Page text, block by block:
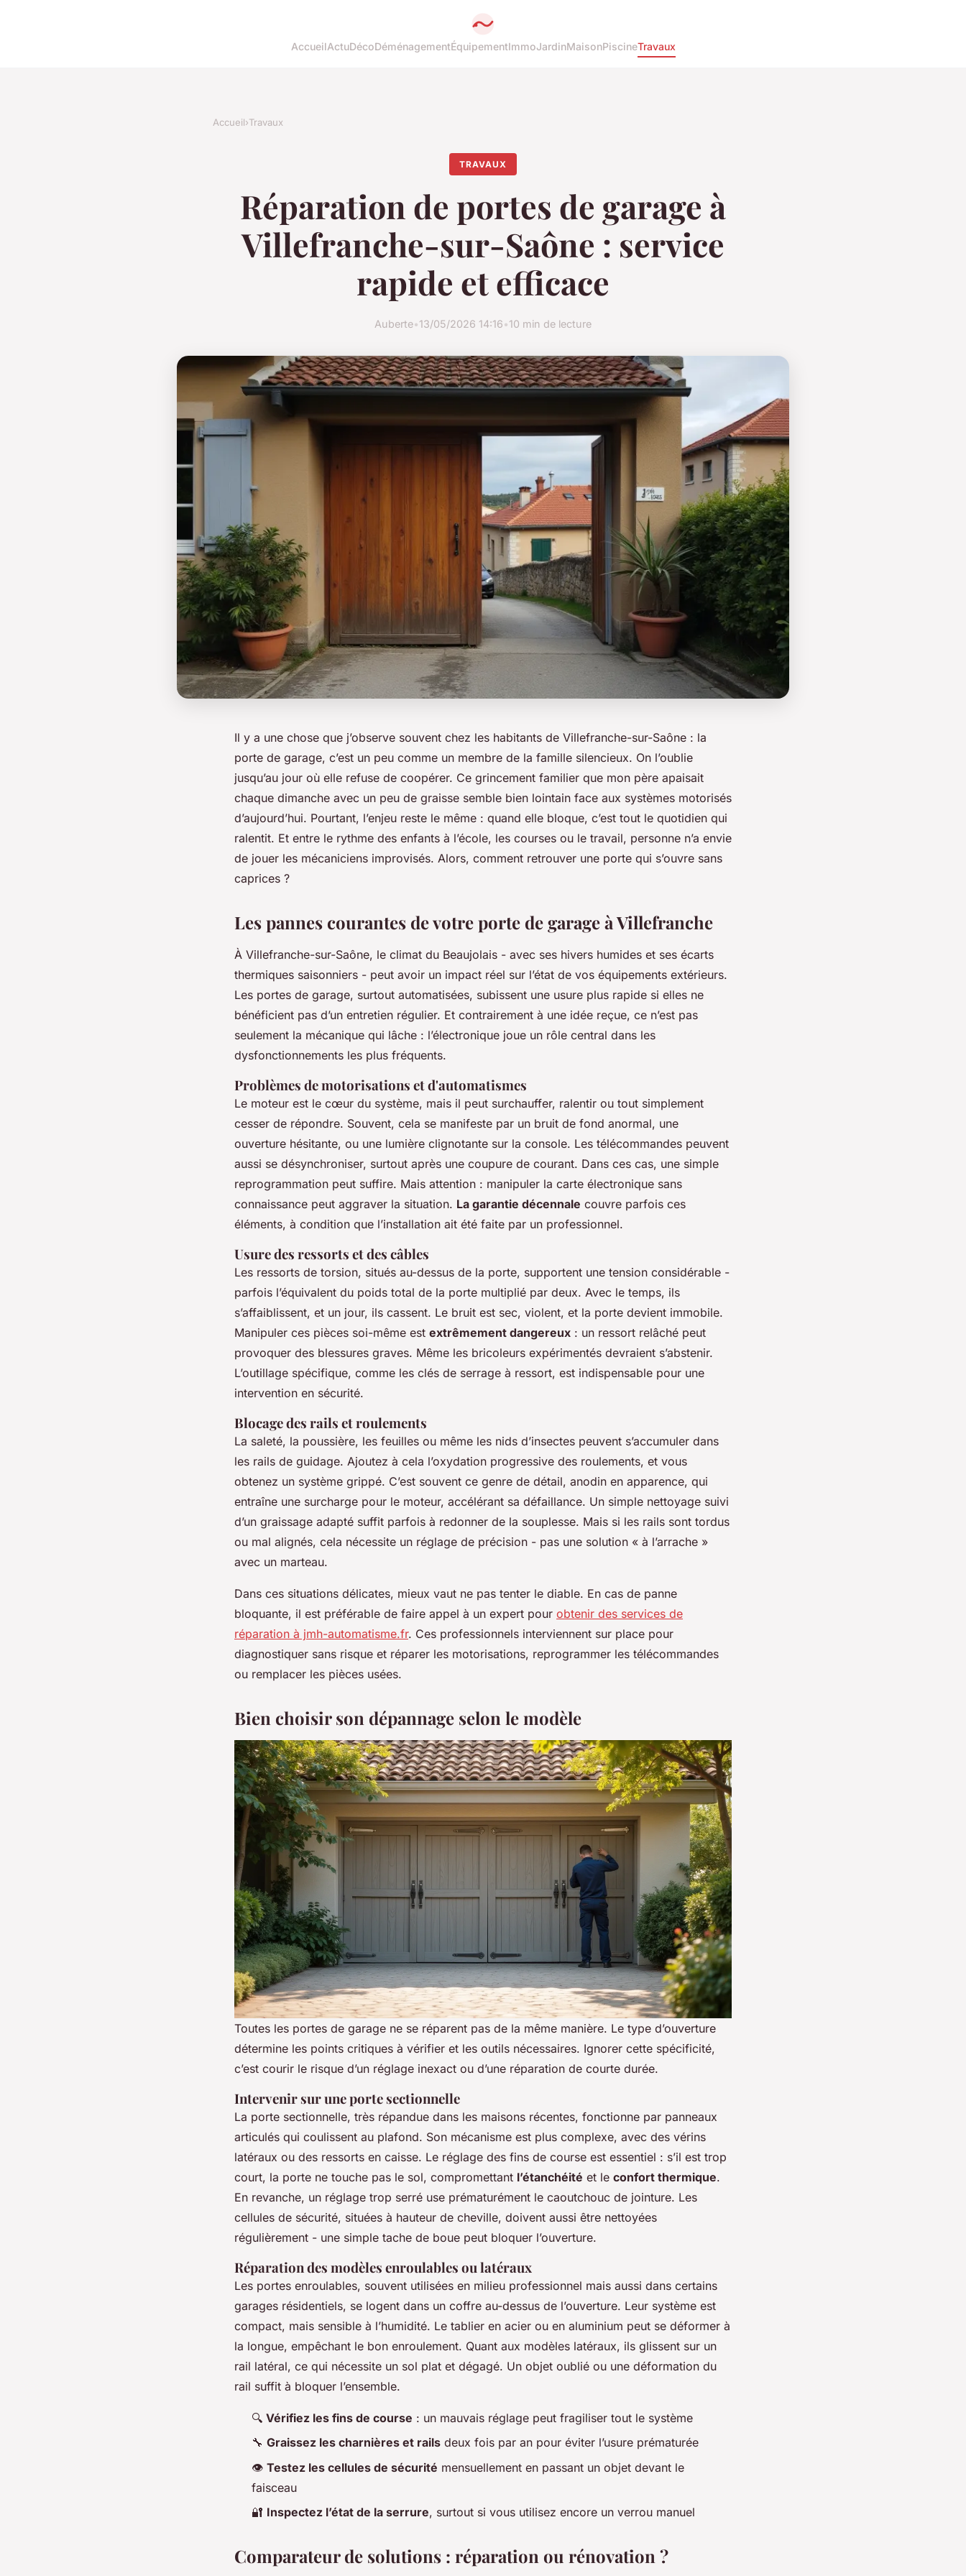
AccueilActuDécoDéménagementÉquipementImmoJardinMaisonPiscineTravaux
Accueil›Travaux
TRAVAUX
Réparation de portes de garage à
Villefranche-sur-Saône : service
rapide et efficace
Auberte•13/05/2026 14:16•10 min de lecture
Il y a une chose que j’observe souvent chez les habitants de Villefranche-sur-Saône : la
porte de garage, c’est un peu comme un membre de la famille silencieux. On l’oublie
jusqu’au jour où elle refuse de coopérer. Ce grincement familier que mon père apaisait
chaque dimanche avec un peu de graisse semble bien lointain face aux systèmes motorisés
d’aujourd’hui. Pourtant, l’enjeu reste le même : quand elle bloque, c’est tout le quotidien qui
ralentit. Et entre le rythme des enfants à l’école, les courses ou le travail, personne n’a envie
de jouer les mécaniciens improvisés. Alors, comment retrouver une porte qui s’ouvre sans
caprices ?
Les pannes courantes de votre porte de garage à Villefranche
À Villefranche-sur-Saône, le climat du Beaujolais - avec ses hivers humides et ses écarts
thermiques saisonniers - peut avoir un impact réel sur l’état de vos équipements extérieurs.
Les portes de garage, surtout automatisées, subissent une usure plus rapide si elles ne
bénéficient pas d’un entretien régulier. Et contrairement à une idée reçue, ce n’est pas
seulement la mécanique qui lâche : l’électronique joue un rôle central dans les
dysfonctionnements les plus fréquents.
Problèmes de motorisations et d'automatismes
Le moteur est le cœur du système, mais il peut surchauffer, ralentir ou tout simplement
cesser de répondre. Souvent, cela se manifeste par un bruit de fond anormal, une
ouverture hésitante, ou une lumière clignotante sur la console. Les télécommandes peuvent
aussi se désynchroniser, surtout après une coupure de courant. Dans ces cas, une simple
reprogrammation peut suffire. Mais attention : manipuler la carte électronique sans
connaissance peut aggraver la situation. La garantie décennale couvre parfois ces
éléments, à condition que l’installation ait été faite par un professionnel.
Usure des ressorts et des câbles
Les ressorts de torsion, situés au-dessus de la porte, supportent une tension considérable -
parfois l’équivalent du poids total de la porte multiplié par deux. Avec le temps, ils
s’affaiblissent, et un jour, ils cassent. Le bruit est sec, violent, et la porte devient immobile.
Manipuler ces pièces soi-même est extrêmement dangereux : un ressort relâché peut
provoquer des blessures graves. Même les bricoleurs expérimentés devraient s’abstenir.
L’outillage spécifique, comme les clés de serrage à ressort, est indispensable pour une
intervention en sécurité.
Blocage des rails et roulements
La saleté, la poussière, les feuilles ou même les nids d’insectes peuvent s’accumuler dans
les rails de guidage. Ajoutez à cela l’oxydation progressive des roulements, et vous
obtenez un système grippé. C’est souvent ce genre de détail, anodin en apparence, qui
entraîne une surcharge pour le moteur, accélérant sa défaillance. Un simple nettoyage suivi
d’un graissage adapté suffit parfois à redonner de la souplesse. Mais si les rails sont tordus
ou mal alignés, cela nécessite un réglage de précision - pas une solution « à l’arrache »
avec un marteau.
Dans ces situations délicates, mieux vaut ne pas tenter le diable. En cas de panne
bloquante, il est préférable de faire appel à un expert pour obtenir des services de
réparation à jmh-automatisme.fr. Ces professionnels interviennent sur place pour
diagnostiquer sans risque et réparer les motorisations, reprogrammer les télécommandes
ou remplacer les pièces usées.
Bien choisir son dépannage selon le modèle
Toutes les portes de garage ne se réparent pas de la même manière. Le type d’ouverture
détermine les points critiques à vérifier et les outils nécessaires. Ignorer cette spécificité,
c’est courir le risque d’un réglage inexact ou d’une réparation de courte durée.
Intervenir sur une porte sectionnelle
La porte sectionnelle, très répandue dans les maisons récentes, fonctionne par panneaux
articulés qui coulissent au plafond. Son mécanisme est plus complexe, avec des vérins
latéraux ou des ressorts en caisse. Le réglage des fins de course est essentiel : s’il est trop
court, la porte ne touche pas le sol, compromettant l’étanchéité et le confort thermique.
En revanche, un réglage trop serré use prématurément le caoutchouc de jointure. Les
cellules de sécurité, situées à hauteur de cheville, doivent aussi être nettoyées
régulièrement - une simple tache de boue peut bloquer l’ouverture.
Réparation des modèles enroulables ou latéraux
Les portes enroulables, souvent utilisées en milieu professionnel mais aussi dans certains
garages résidentiels, se logent dans un coffre au-dessus de l’ouverture. Leur système est
compact, mais sensible à l’humidité. Le tablier en acier ou en aluminium peut se déformer à
la longue, empêchant le bon enroulement. Quant aux modèles latéraux, ils glissent sur un
rail latéral, ce qui nécessite un sol plat et dégagé. Un objet oublié ou une déformation du
rail suffit à bloquer l’ensemble.
🔍 Vérifiez les fins de course : un mauvais réglage peut fragiliser tout le système
🔧 Graissez les charnières et rails deux fois par an pour éviter l’usure prématurée
👁️ Testez les cellules de sécurité mensuellement en passant un objet devant le
faisceau
🔐 Inspectez l’état de la serrure, surtout si vous utilisez encore un verrou manuel
Comparateur de solutions : réparation ou rénovation ?